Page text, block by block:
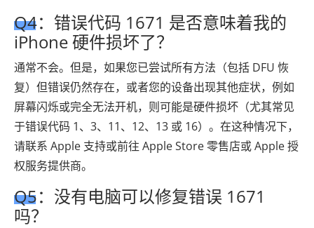
Q4：错误代码 1671 是否意味着我的
iPhone 硬件损坏了？
通常不会。但是，如果您已尝试所有方法（包括 DFU 恢
复）但错误仍然存​​在，或者您的设备出现其他症状，例如
屏幕闪烁或完全无法开机，则可能是硬件损坏（尤其常见
于错误代码 1、3、11、12、13 或 16）。在这种情况下，
请联系 Apple 支持或前往 Apple Store 零售店或 Apple 授
权服务提供商。
Q5：没有电脑可以修复错误 1671
吗？